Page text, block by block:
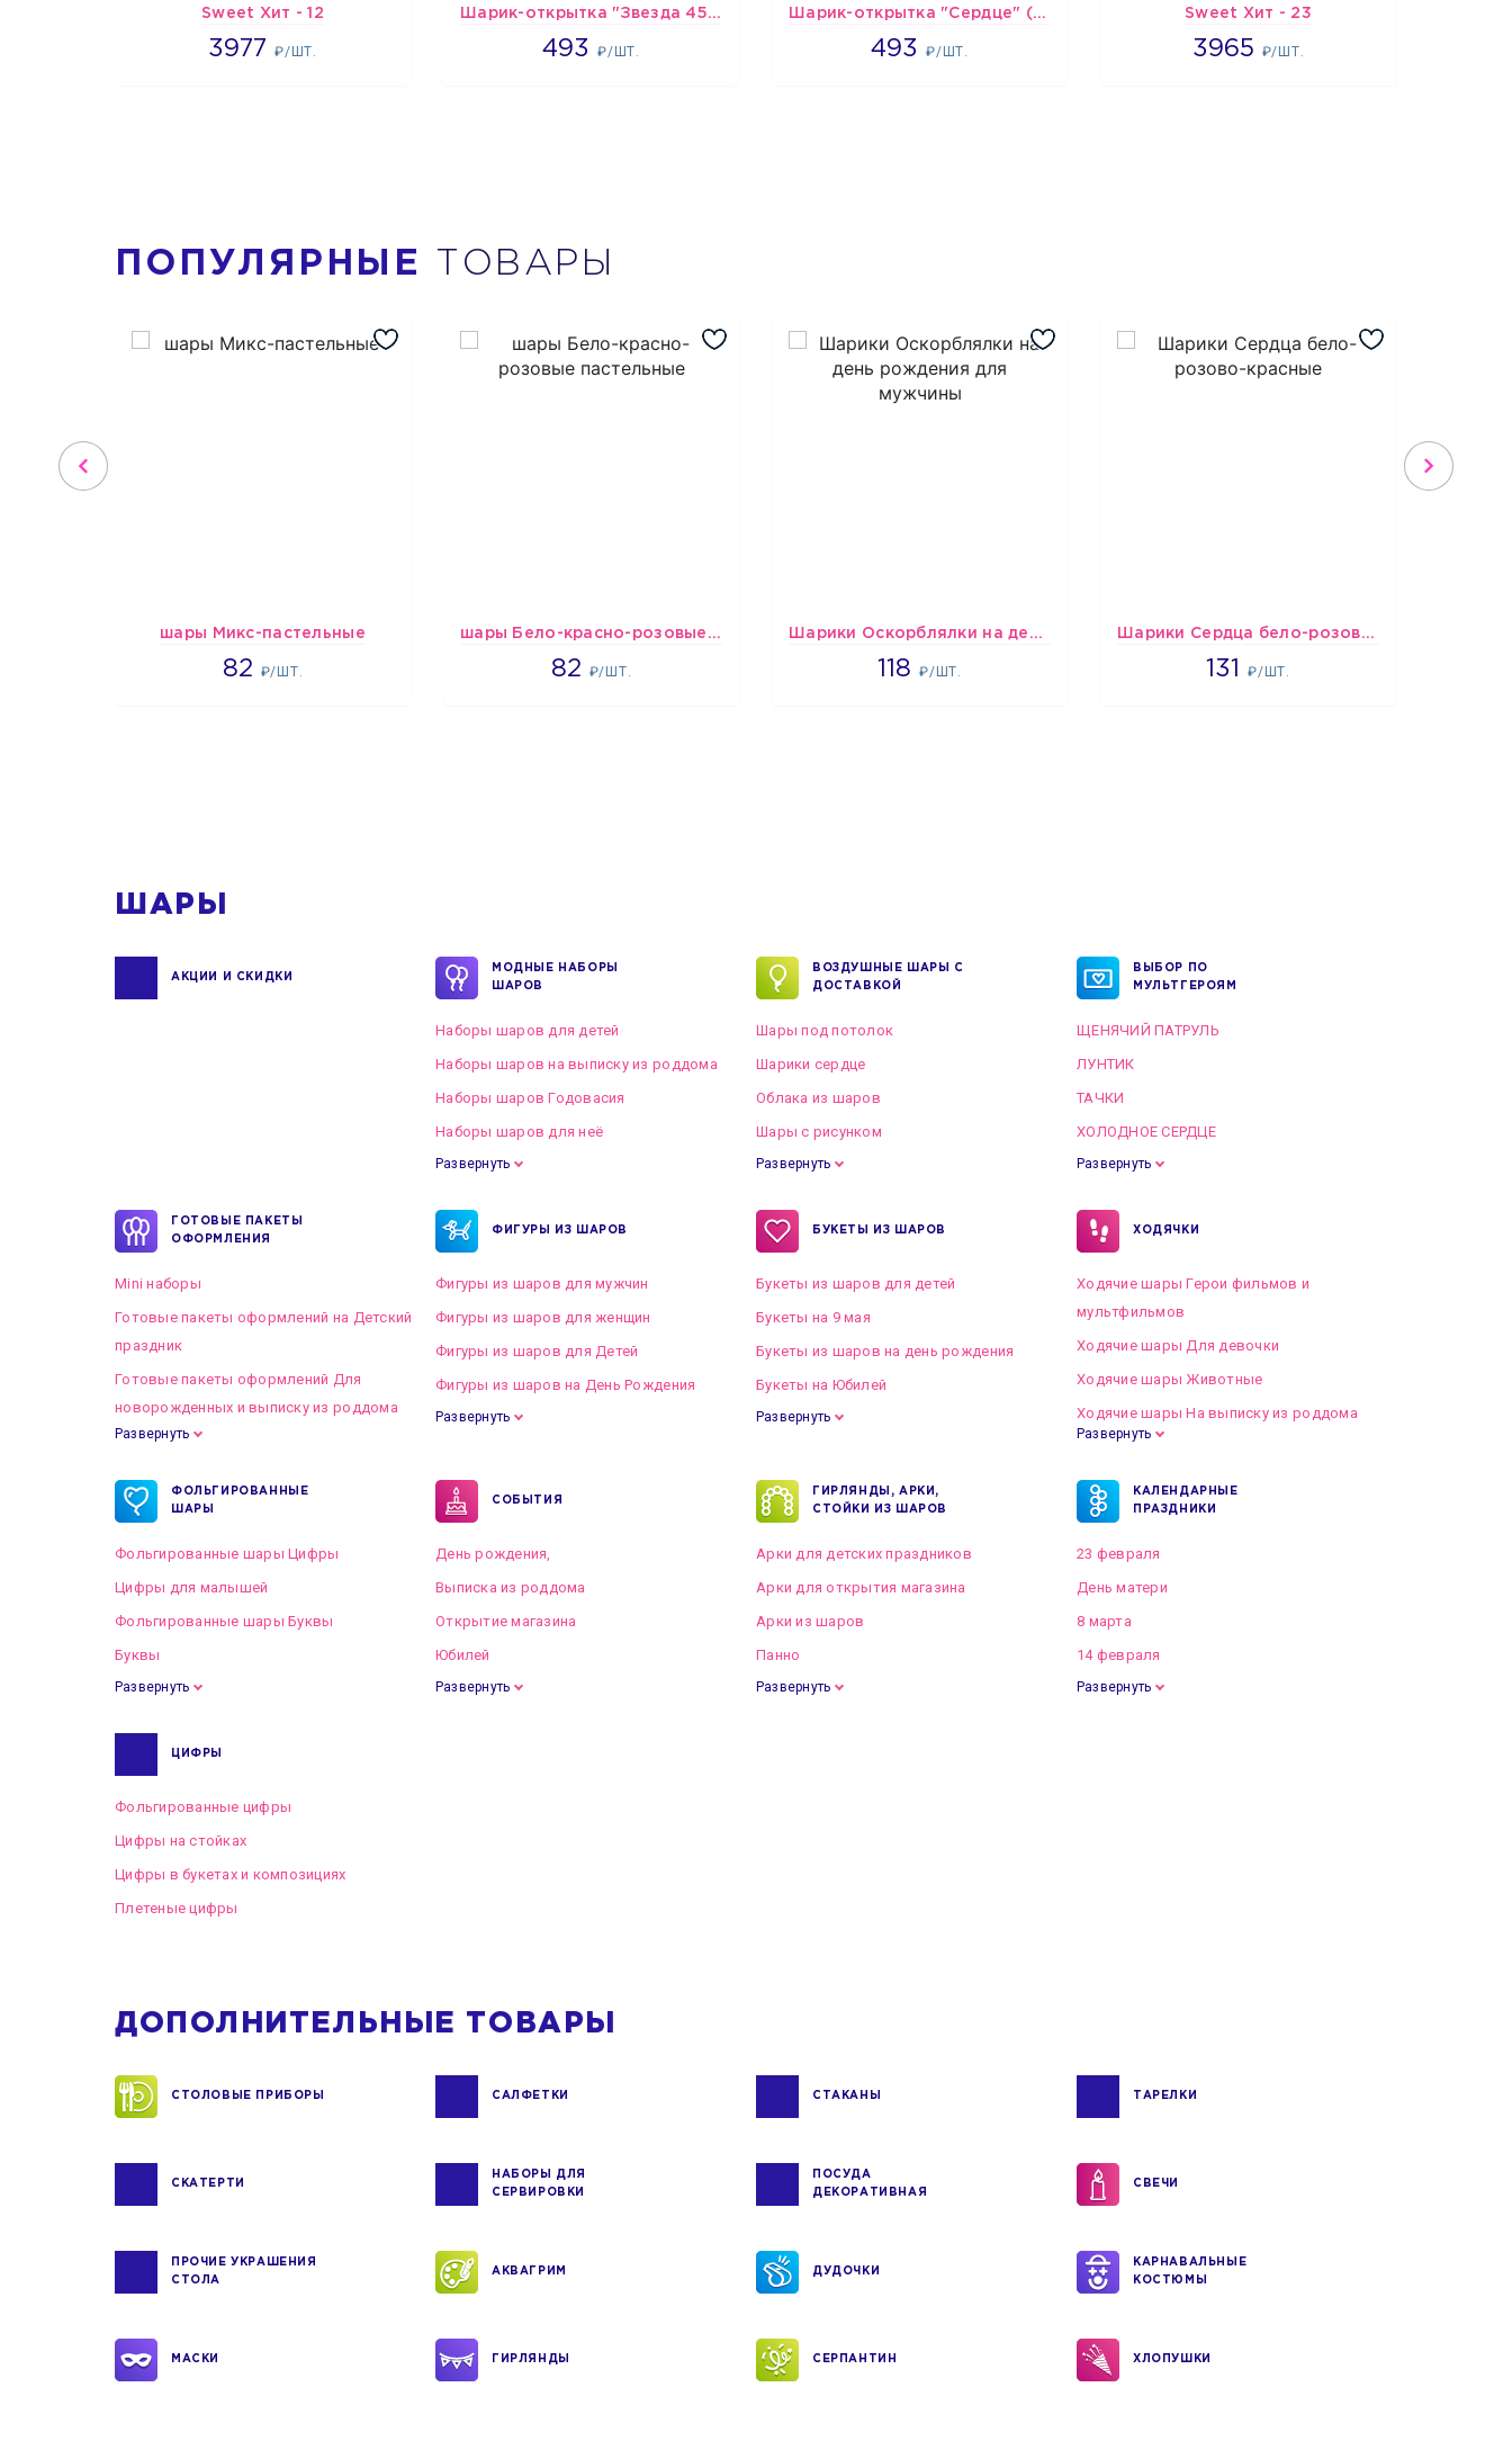
Sweet Хит - 12
3977₽/ШТ.
3977 Шарик-открытка "Звезда 45 см" №1
493₽/ШТ.
493 Шарик-открытка "Сердце" (45 см) - 2
493₽/ШТ.
493 Sweet Хит - 23
3965 ₽/ШТ.
3965
ПОПУЛЯРНЫЕ ТОВАРЫ
шары Микс-пастельные
82 ₽/ШТ.
1637 шары Бело-красно-розовые пастельные
82 ₽/ШТ.
1637 Шарики Оскорблялки на день рождения для мужчины
118₽/ШТ.
1766 Шарики Сердца бело-розово-красные
131₽/ШТ.
2660
ШАРЫ
АКЦИИ И СКИДКИ
МОДНЫЕ НАБОРЫ
ШАРОВ
Наборы шаров для детей
Наборы шаров на выписку из роддома
Наборы шаров Годовасия
Наборы шаров для неё
Развернуть
ВОЗДУШНЫЕ ШАРЫ С
ДОСТАВКОЙ
Шары под потолок
Шарики сердце
Облака из шаров
Шары с рисунком
Развернуть
ВЫБОР ПО
МУЛЬТГЕРОЯМ
ЩЕНЯЧИЙ ПАТРУЛЬ
ЛУНТИК
ТАЧКИ
ХОЛОДНОЕ СЕРДЦЕ
Развернуть
ГОТОВЫЕ ПАКЕТЫ
ОФОРМЛЕНИЯ
Mini наборы
Готовые пакеты оформлений на Детский
праздник
Готовые пакеты оформлений Для
новорожденных и выписку из роддома
Готовые пакеты оформлений на Свадьбу
Развернуть
ФИГУРЫ ИЗ ШАРОВ
Фигуры из шаров для мужчин
Фигуры из шаров для женщин
Фигуры из шаров для Детей
Фигуры из шаров на День Рождения
Развернуть
БУКЕТЫ ИЗ ШАРОВ
Букеты из шаров для детей
Букеты на 9 мая
Букеты из шаров на день рождения
Букеты на Юбилей
Развернуть
ХОДЯЧКИ
Ходячие шары Герои фильмов и
мультфильмов
Ходячие шары Для девочки
Ходячие шары Животные
Ходячие шары На выписку из роддома
Развернуть
ФОЛЬГИРОВАННЫЕ
ШАРЫ
Фольгированные шары Цифры
Цифры для малышей
Фольгированные шары Буквы
Буквы
Развернуть
СОБЫТИЯ
День рождения,
Выписка из роддома
Открытие магазина
Юбилей
Развернуть
ГИРЛЯНДЫ, АРКИ,
СТОЙКИ ИЗ ШАРОВ
Арки для детских праздников
Арки для открытия магазина
Арки из шаров
Панно
Развернуть
КАЛЕНДАРНЫЕ
ПРАЗДНИКИ
23 февраля
День матери
8 марта
14 февраля
Развернуть
ЦИФРЫ
Фольгированные цифры
Цифры на стойках
Цифры в букетах и композициях
Плетеные цифры
ДОПОЛНИТЕЛЬНЫЕ ТОВАРЫ
СТОЛОВЫЕ ПРИБОРЫ САЛФЕТКИ СТАКАНЫ ТАРЕЛКИ
СКАТЕРТИ
НАБОРЫ ДЛЯ
СЕРВИРОВКИ
ПОСУДА
ДЕКОРАТИВНАЯ
СВЕЧИ
ПРОЧИЕ УКРАШЕНИЯ
СТОЛА
АКВАГРИМ ДУДОЧКИ
КАРНАВАЛЬНЫЕ
КОСТЮМЫ
МАСКИ ГИРЛЯНДЫ СЕРПАНТИН ХЛОПУШКИ